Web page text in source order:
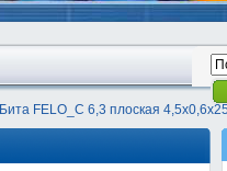
Бита FELO_С 6,3 плоская